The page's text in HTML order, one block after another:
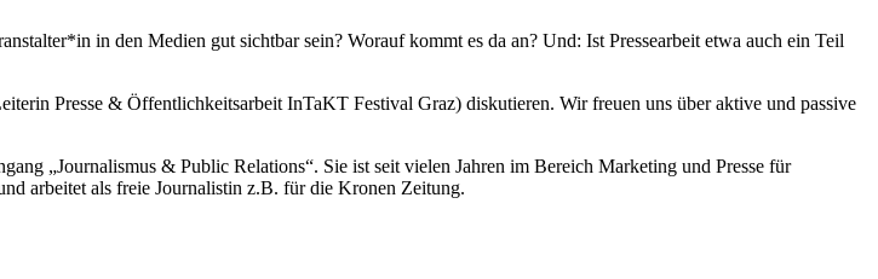
in den Medien gut sichtbar sein? Worauf kommt es da an? Und: Ist Pressearbeit etwa auch ein Teil
Presse & Öffentlichkeitsarbeit InTaKT Festival Graz) diskutieren. Wir freuen uns über aktive und passive
„Journalismus & Public Relations“. Sie ist seit vielen Jahren im Bereich Marketing und Presse für
arbeitet als freie Journalistin z.B. für die Kronen Zeitung.